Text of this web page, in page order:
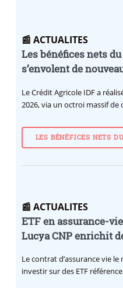
📰 ACTUALITES
Les bénéfices nets
s’envolent de
Le Crédit Agricole IDF a
2026, via un octroi massif
LES BÉNÉFICES NETS
📰 ACTUALITES
ETF en assurance-
Lucya CNP enrichit
Le contrat d’assurance vie
investir sur des ETF